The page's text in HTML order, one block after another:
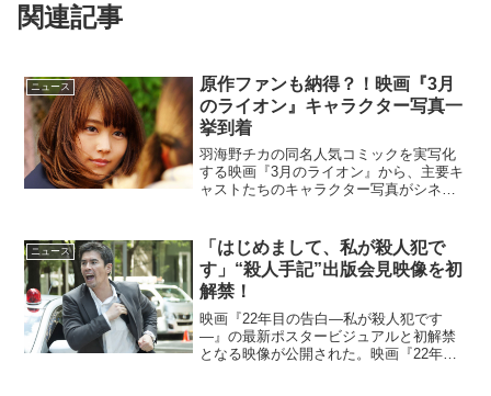
関連記事
ニュース
原作ファンも納得？！映画『3月
のライオン』キャラクター写真一
挙到着
羽海野チカの同名人気コミックを実写化
する映画『3月のライオン』から、主要キ
ャストたちのキャラクター写真がシネマ
してデビューした桐山零(神木隆之介)は、
東京の下町にひと...
ニュース
「はじめまして、私が殺人犯で
す」“殺人手記”出版会見映像を初
解禁！
映画『22年目の告白―私が殺人犯です
―』の最新ポスタービジュアルと初解禁
となる映像が公開された。映画『22年目